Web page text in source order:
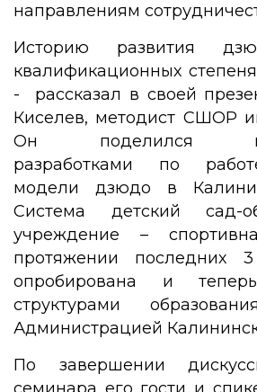
направлениям
Историю развития
квалификационных
- рассказал в своей
Киселев, методист СШОР
Он поделился
разработками по
модели дзюдо в
Система детский сад-
учреждение –
протяжении последних
опробирована и
структурами
Администрацией
По завершении